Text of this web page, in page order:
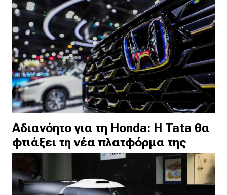
Αδιανόητο για τη Honda: Η Tata θα
φτιάξει τη νέα πλατφόρμα της